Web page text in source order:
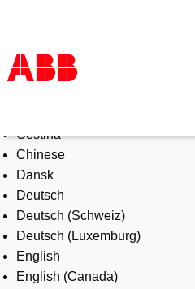
Products & Solutions
Industries
Services
About us
Where to buy
Contact us
Careers
Čeština
Chinese
Dansk
Deutsch
Deutsch (Schweiz)
Deutsch (Luxemburg)
English
English (Canada)